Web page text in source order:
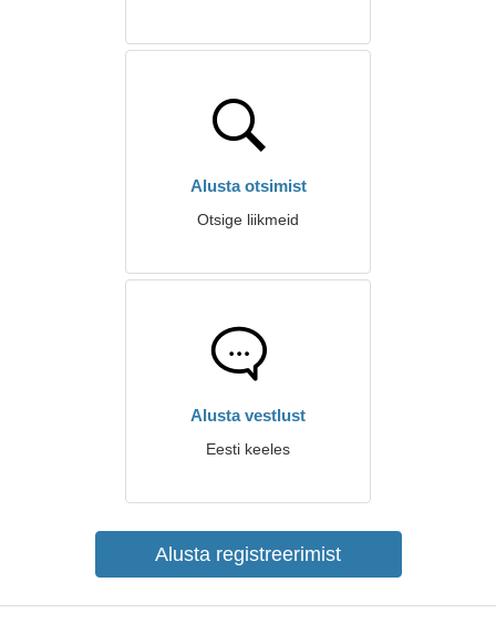
Alusta otsimist
Otsige liikmeid
Alusta vestlust
Eesti keeles
Alusta registreerimist